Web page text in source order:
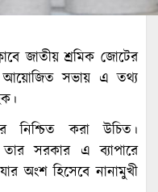
জাতীয় শ্রমিক জোটের
আয়োজিত সভায় এ তথ্য
নিশ্চিত করা উচিত।
তার সরকার এ ব্যাপারে
অংশ হিসেবে নানামুখী